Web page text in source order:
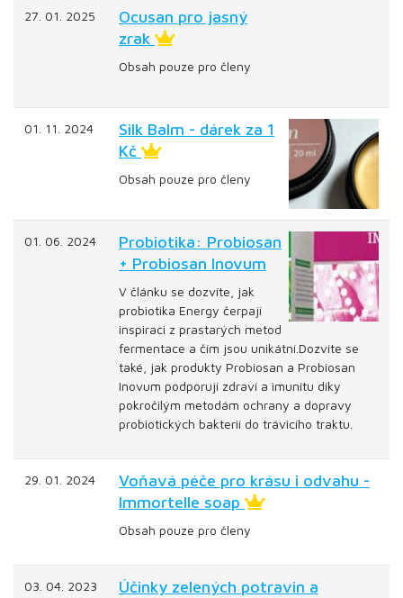
27. 01. 2025
Ocusan pro jasný
zrak
Obsah pouze pro členy
01. 11. 2024
Silk Balm - dárek za 1
Kč
Obsah pouze pro členy
01. 06. 2024
Probiotika: Probiosan
+ Probiosan Inovum
V článku se dozvíte, jak
probiotika Energy čerpají
inspiraci z prastarých metod
fermentace a čím jsou unikátní.Dozvíte se
také, jak produkty Probiosan a Probiosan
Inovum podporují zdraví a imunitu díky
pokročilým metodám ochrany a dopravy
probiotických bakterií do trávicího traktu.
29. 01. 2024
Voňavá péče pro krásu i odvahu -
Immortelle soap
Obsah pouze pro členy
03. 04. 2023
Účinky zelených potravin a